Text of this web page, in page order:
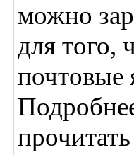
можно
для того,
почтовые